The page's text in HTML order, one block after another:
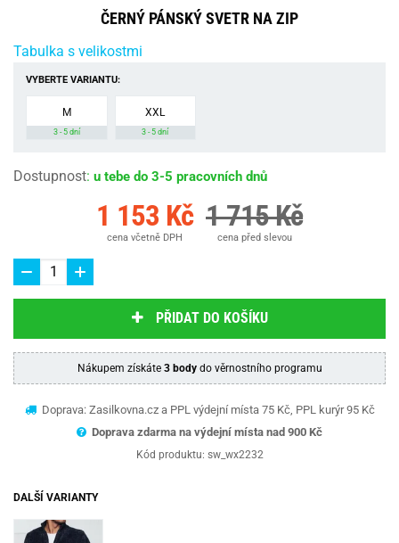
ČERNÝ PÁNSKÝ SVETR NA ZIP
Tabulka s velikostmi
VYBERTE VARIANTU:
M
3 - 5 dní
XXL
3 - 5 dní
Dostupnost: u tebe do 3-5 pracovních dnů
1 153 Kč
cena včetně DPH
1 715 Kč
cena před slevou
PŘIDAT DO KOŠÍKU
Nákupem získáte 3 bodydo věrnostního programu
Doprava: Zasilkovna.cz a PPL výdejní místa 75 Kč, PPL kurýr 95 Kč
Doprava zdarma na výdejní místa nad 900 Kč
Kód produktu: sw_wx2232
DALŠÍ VARIANTY